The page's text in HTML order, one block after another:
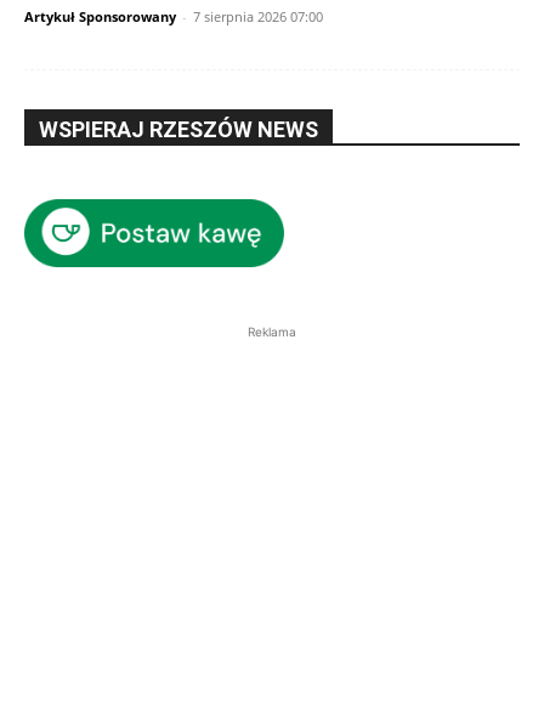
Artykuł Sponsorowany - 7 sierpnia 2026 07:00
WSPIERAJ RZESZÓW NEWS
Reklama